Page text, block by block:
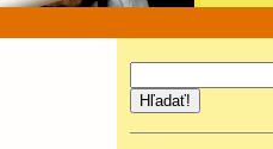
Hľadať!